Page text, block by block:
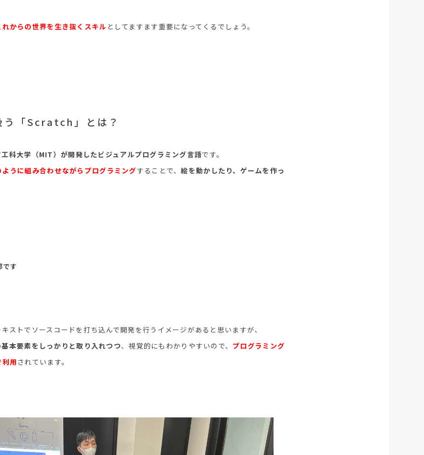
れからの世界を生き抜くスキル としてますます重要になってくるでしょう。
う「Scratch」とは？
科大学（MIT）が開発したビジュアルプログラミング言語です。
ように組み合わせながらプログラミングすることで、絵を動かしたり、ゲームを作っ
す
ストでソースコードを打ち込んで開発を行うイメージがあると思いますが、
本要素をしっかりと取り入れつつ、視覚的にもわかりやすいので、 プログラミング
用 されています。